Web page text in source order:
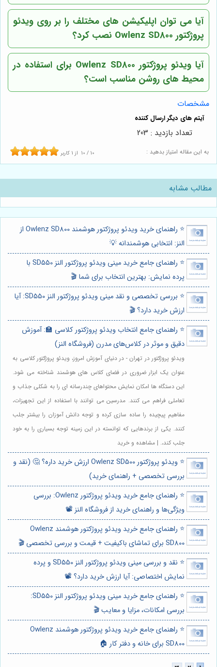
آیا می توان اپلیکیشن های مختلف را بر روی ویدئو
پروژکتور Owlenz SD800 نصب کرد؟
آیا ویدئو پروژکتور Owlenz SD800 برای استفاده در
محیط های روشن مناسب است؟
مشخصات
به این مقاله امتیاز بدهید : 10 / 10 از 1 کاربر
تعداد بازدید : 203
مطالب مشابه
⭐️ راهنمای خرید ویدئو پروژکتور هوشمند Owlenz SD800 از
النز: انتخابی هوشمندانه 💡
⭐️ راهنمای جامع خرید مینی ویدئو پروژکتور النز SD550 با
پرده نمایش: بهترین انتخاب برای شما 🎬
⭐️ بررسی تخصصی و نقد مینی ویدئو پروژکتور النز SD550: آیا
ارزش خرید دارد؟ 🎬
⭐️ راهنمای جامع انتخاب ویدئو پروژکتور کلاسی 🏫: آموزش
دقیق و موثر در کلاس‌های مدرن (فروشگاه النز)
ویدئو پروژکتور در تهران - در دنیای آموزش امروز، ویدئو پروژکتور کلاسی به
عنوان یک ابزار ضروری در فضای کلاس های هوشمند شناخته می شود.
این دستگاه ها امکان نمایش محتواهای چندرسانه ای را به شکلی جذاب و
تعاملی فراهم می کنند. مدرسین می توانند با استفاده از این تجهیزات،
مفاهیم پیچیده را ساده سازی کرده و توجه دانش آموزان را بیشتر جلب
کنند. یکی از برندهایی که توانسته در این زمینه توجه بسیاری را به خود
جلب کند،. | مشاهده و خرید
⭐️ ویدئو پروژکتور Owlenz SD500 ارزش خرید داره؟ 🤔 (نقد و
بررسی تخصصی + راهنمای خرید)
⭐️ راهنمای جامع خرید ویدئو پروژکتور Owlenz: بررسی
ویژگی‌ها و راهنمای خرید از فروشگاه النز 📽️
⭐️ راهنمای جامع خرید ویدئو پروژکتور هوشمند Owlenz
SD800 برای تماشای باکیفیت + قیمت و بررسی تخصصی 🎬
⭐️ نقد و بررسی مینی ویدئو پروژکتور النز SD550 و پرده
نمایش اختصاصی: آیا ارزش خرید دارد؟ 📽️
⭐️ راهنمای جامع خرید مینی ویدئو پروژکتور النز SD550:
بررسی امکانات، مزایا و معایب 🎬
⭐️ راهنمای جامع خرید ویدئو پروژکتور هوشمند Owlenz
SD800 برای خانه و دفتر کار 🏠